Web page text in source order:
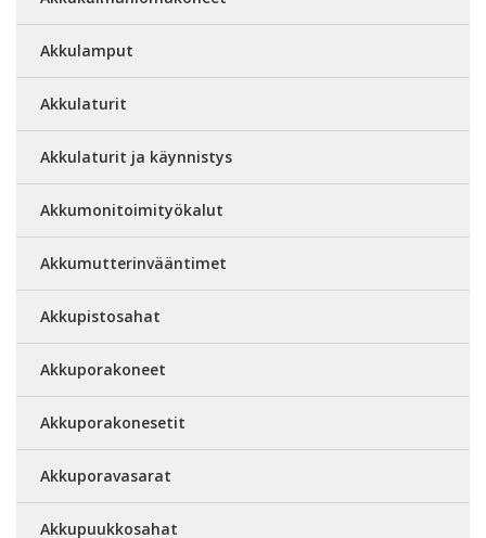
Akkulamput
Akkulaturit
Akkulaturit ja käynnistys
Akkumonitoimityökalut
Akkumutterinvääntimet
Akkupistosahat
Akkuporakoneet
Akkuporakonesetit
Akkuporavasarat
Akkupuukkosahat